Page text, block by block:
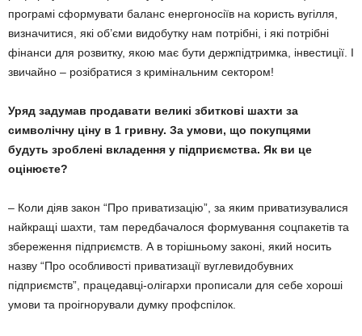
програмі сформувати баланс енергоносіїв на користь вугілля,
визначитися, які об’єми видобутку нам потрібні, і які потрібні
фінанси для розвитку, якою має бути держпідтримка, інвестиції. І
звичайно – розібратися з кримінальним сектором!
Уряд задумав продавати великі збиткові шахти за
символічну ціну в 1 гривну. За умови, що покупцями
будуть зроблені вкладення у підприємства. Як ви це
оцінюєте?
– Коли діяв закон “Про приватизацію”, за яким приватизувалися
найкращі шахти, там передбачалося формування соцпакетів та
збереження підприємств. А в торішньому законі, який носить
назву “Про особливості приватизації вуглевидобувних
підприємств”, працедавці-олігархи прописали для себе хороші
умови та проігнорували думку профспілок.